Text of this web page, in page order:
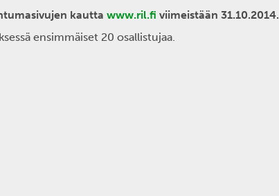
kautta www.ril.fi viimeistään 31.10.2014.
ensimmäiset 20 osallistujaa.